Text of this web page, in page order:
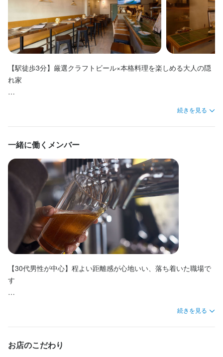
【駅徒歩3分】厳選クラフトビール×本格料理を楽しめる大人の隠
れ家
です。ビアコーディネーターのオーナーが選ぶビールと、この道
20年の料理長が作る料理のペアリングが自慢。
カフェのように入りやすい雰囲気でありながら、高田馬場らしか
らぬ落ち着いた高揚感を味わえる空間で、お客様に「美味しい体
験」を一緒にご提供しませんか？
続きを見る
一緒に働くメンバー
【30代男性が中心】程よい距離感が心地いい、落ち着いた職場で
す
和気あいあい」というよりは、お互いの時間や仕事を尊重し合
う、適度な距離感を保っています。
煩わしい人間関係のストレスがなく、自分の業務に集中して居心
地よく働ける環境です。もちろんフォロー体制は万全なので、自
続きを見る
お店のこだわり
土日祝10:30～25:00
上記時間の中でシフトを組みます。
長期勤務歓迎 シフト制 自由シフト制(毎回、時間・曜日を選べる)
年末年始は営業するため、振替として１月中旬あたりに毎年７日
間ほど連休を作ります。
・社会保険完備
・年1回健康診断
・引越し手当（敷金礼金全額支給）※条件あり
・家賃手当（２万円）※条件あり
・お疲れビール支給
・交通費全額支給
・エプロン貸与
・髪色、ヒゲ、服装、ピアス等だいたい自由ですがネイルは不可
ひげOK
特徴
独立希望者歓迎 フリーター歓迎
火～金曜日：18：00～25：00
土日曜：12：00〜25：00
※勤務時間は応相談
※終電後も働ける方優遇
終電考慮あり
休日・休暇
月曜店休
待遇
・お疲れビール支給
・交通費全額支給
・エプロン貸与
・髪色、ヒゲ、服装、ピアス等だいたい自由です（清潔感第一）
社会保険完備 社員登用制度あり 髪型自由 服装自由 ひげOK ピアスOK